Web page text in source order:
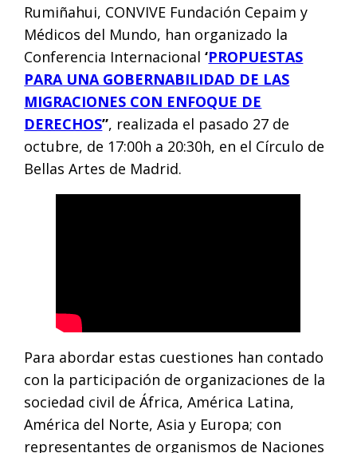
Rumiñahui, CONVIVE Fundación Cepaim y
Médicos del Mundo, han organizado la
Conferencia Internacional‘PROPUESTAS
PARA UNA GOBERNABILIDAD DE LAS
MIGRACIONES CON ENFOQUE DE
DERECHOS”, realizada el pasado 27 de
octubre, de 17:00h a 20:30h, en el Círculo de
Bellas Artes de Madrid.
Para abordar estas cuestiones han contado
con la participación de organizaciones de la
sociedad civil de África, América Latina,
América del Norte, Asia y Europa; con
representantes de organismos de Naciones